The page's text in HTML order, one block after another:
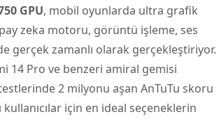
GPU, mobil oyunlarda ultra grafik
zeka motoru, görüntü işleme, ses
gerçek zamanlı olarak gerçekleştiriyor.
14 Pro ve benzeri amiral gemisi
2 milyonu aşan AnTuTu skoru
için en ideal seçeneklerin